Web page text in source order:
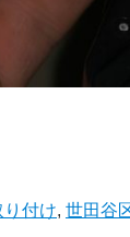
付け, 世田谷